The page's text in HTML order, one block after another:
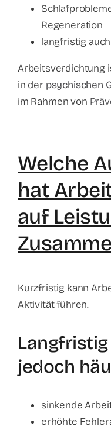
Regeneration
langfristig auch
Arbeitsverdichtung
in der psychischen
im Rahmen von
Welche
hat
auf
Kurzfristig kann
Aktivität führen.
jedoch
sinkende
erhöhte